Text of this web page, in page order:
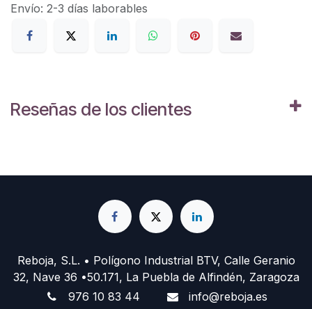
Envío: 2-3 días laborables
Reseñas de los clientes
Reboja, S.L. • Polígono Industrial BTV, Calle Geranio
32, Nave 36 •50.171, La Puebla de Alfindén, Zaragoza
976 10 83 44
info@reboja.es